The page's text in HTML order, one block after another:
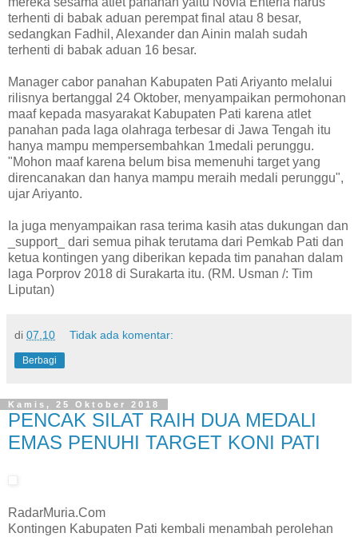
terhenti di babak aduan perempat final atau 8 besar,
sedangkan Fadhil, Alexander dan Ainin malah sudah
terhenti di babak aduan 16 besar.
Manager cabor panahan Kabupaten Pati Ariyanto melalui
rilisnya bertanggal 24 Oktober, menyampaikan permohonan
maaf kepada masyarakat Kabupaten Pati karena atlet
panahan pada laga olahraga terbesar di Jawa Tengah itu
hanya mampu mempersembahkan 1medali perunggu.
"Mohon maaf karena belum bisa memenuhi target yang
direncanakan dan hanya mampu meraih medali perunggu",
ujar Ariyanto.
Ia juga menyampaikan rasa terima kasih atas dukungan dan
_support_ dari semua pihak terutama dari Pemkab Pati dan
ketua kontingen yang diberikan kepada tim panahan dalam
laga Porprov 2018 di Surakarta itu. (RM. Usman /: Tim
Liputan)
di 07.10 Tidak ada komentar:
Berbagi
Kamis, 25 Oktober 2018
PENCAK SILAT RAIH DUA MEDALI
EMAS PENUHI TARGET KONI PATI
RadarMuria.Com
Kontingen Kabupaten Pati kembali menambah perolehan